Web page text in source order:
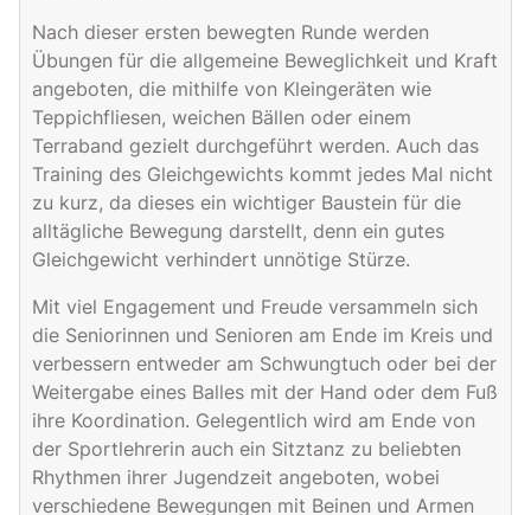
Nach dieser ersten bewegten Runde werden
Übungen für die allgemeine Beweglichkeit und Kraft
angeboten, die mithilfe von Kleingeräten wie
Teppichfliesen, weichen Bällen oder einem
Terraband gezielt durchgeführt werden. Auch das
Training des Gleichgewichts kommt jedes Mal nicht
zu kurz, da dieses ein wichtiger Baustein für die
alltägliche Bewegung darstellt, denn ein gutes
Gleichgewicht verhindert unnötige Stürze.
Mit viel Engagement und Freude versammeln sich
die Seniorinnen und Senioren am Ende im Kreis und
verbessern entweder am Schwungtuch oder bei der
Weitergabe eines Balles mit der Hand oder dem Fuß
ihre Koordination. Gelegentlich wird am Ende von
der Sportlehrerin auch ein Sitztanz zu beliebten
Rhythmen ihrer Jugendzeit angeboten, wobei
verschiedene Bewegungen mit Beinen und Armen